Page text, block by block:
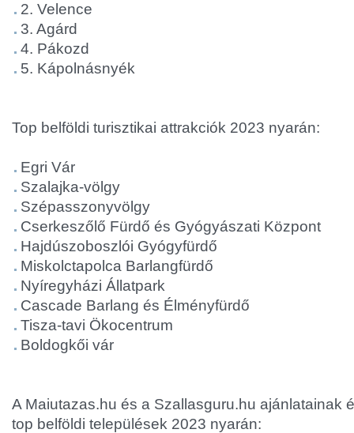
2. Velence
3. Agárd
4. Pákozd
5. Kápolnásnyék
Top belföldi turisztikai attrakciók 2023 nyarán:
Egri Vár
Szalajka-völgy
Szépasszonyvölgy
Cserkeszőlő Fürdő és Gyógyászati Központ
Hajdúszoboszlói Gyógyfürdő
Miskolctapolca Barlangfürdő
Nyíregyházi Állatpark
Cascade Barlang és Élményfürdő
Tisza-tavi Ökocentrum
Boldogkői vár
A Maiutazas.hu és a Szallasguru.hu ajánlatainak
top belföldi települések 2023 nyarán: